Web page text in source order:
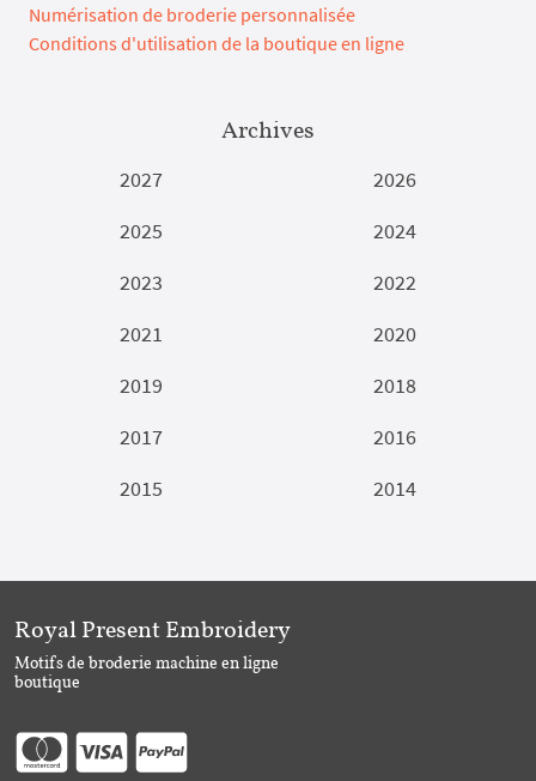
Numérisation de broderie personnalisée
Conditions d'utilisation de la boutique en ligne
Archives
2027
2026
2025
2024
2023
2022
2021
2020
2019
2018
2017
2016
2015
2014
Royal Present Embroidery
Motifs de broderie machine en ligne
boutique